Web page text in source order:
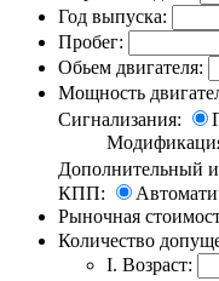
Год выпуска:
Пробег:
Обьем двигателя:
Мощность
Сигнализания:
Дополнительный
КПП:
Рыночная
Количество
I. Возраст: